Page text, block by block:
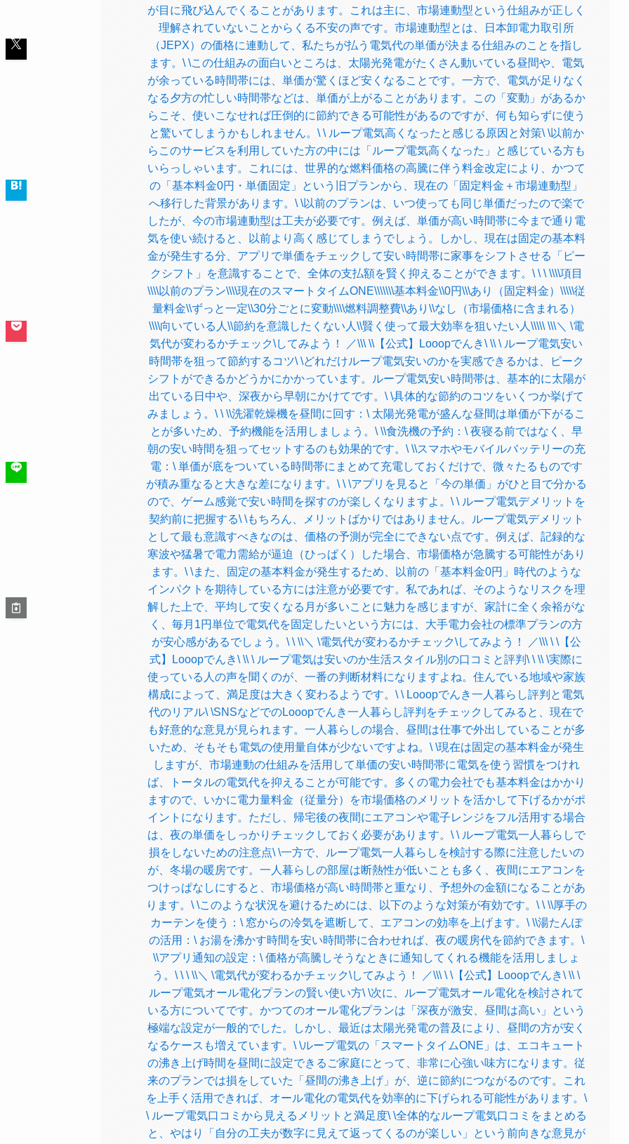
が目に飛び込んでくることがあります。これは主に、市場連動型という仕組みが正しく
理解されていないことからくる不安の声です。市場連動型とは、日本卸電力取引所
（JEPX）の価格に連動して、私たちが払う電気代の単価が決まる仕組みのことを指し
ます。\ \この仕組みの面白いところは、太陽光発電がたくさん動いている昼間や、電気
が余っている時間帯には、単価が驚くほど安くなることです。一方で、電気が足りなく
なる夕方の忙しい時間帯などは、単価が上がることがあります。この「変動」があるか
らこそ、使いこなせれば圧倒的に節約できる可能性があるのですが、何も知らずに使う
と驚いてしまうかもしれません。\ \ ループ電気高くなったと感じる原因と対策\ \以前か
らこのサービスを利用していた方の中には「ループ電気高くなった」と感じている方も
いらっしゃいます。これには、世界的な燃料価格の高騰に伴う料金改定により、かつて
の「基本料金0円・単価固定」という旧プランから、現在の「固定料金＋市場連動型」
へ移行した背景があります。\ \以前のプランは、いつ使っても同じ単価だったので楽で
したが、今の市場連動型は工夫が必要です。例えば、単価が高い時間帯に今まで通り電
気を使い続けると、以前より高く感じてしまうでしょう。しかし、現在は固定の基本料
金が発生する分、アプリで単価をチェックして安い時間帯に家事をシフトさせる「ピー
クシフト」を意識することで、全体の支払額を賢く抑えることができます。\ \ \ \\\\項目
\\\\以前のプラン\\\\現在のスマートタイムONE\\\\\\\基本料金\\0円\\\あり（固定料金）\\\\\従
量料金\\ずっと一定\\30分ごとに変動\\\\燃料調整費\\あり\\なし（市場価格に含まれる）
\\\\向いている人\\節約を意識したくない人\\賢く使って最大効率を狙いたい人\\\\\ \\\＼ \電
気代が変わるかチェック\してみよう！ ／\\\ \\【公式】Looopでんき\ \\ \ ループ電気安い
時間帯を狙って節約するコツ\ \どれだけループ電気安いのかを実感できるかは、ピーク
シフトができるかどうかにかかっています。ループ電気安い時間帯は、基本的に太陽が
出ている日中や、深夜から早朝にかけてです。\ \具体的な節約のコツをいくつか挙げて
みましょう。\ \ \\洗濯乾燥機を昼間に回す：\ 太陽光発電が盛んな昼間は単価が下がるこ
とが多いため、予約機能を活用しましょう。\ \\食洗機の予約：\ 夜寝る前ではなく、早
朝の安い時間を狙ってセットするのも効果的です。\ \\スマホやモバイルバッテリーの充
電：\ 単価が底をついている時間帯にまとめて充電しておくだけで、微々たるものです
が積み重なると大きな差になります。\ \ \アプリを見ると「今の単価」がひと目で分かる
ので、ゲーム感覚で安い時間を探すのが楽しくなりますよ。\ \ ループ電気デメリットを
契約前に把握する\ \もちろん、メリットばかりではありません。ループ電気デメリット
として最も意識すべきなのは、価格の予測が完全にできない点です。例えば、記録的な
寒波や猛暑で電力需給が逼迫（ひっぱく）した場合、市場価格が急騰する可能性があり
ます。\ \また、固定の基本料金が発生するため、以前の「基本料金0円」時代のような
インパクトを期待している方には注意が必要です。私であれば、そのようなリスクを理
解した上で、平均して安くなる月が多いことに魅力を感じますが、家計に全く余裕がな
く、毎月1円単位で電気代を固定したいという方には、大手電力会社の標準プランの方
が安心感があるでしょう。\ \ \\＼ \電気代が変わるかチェック\してみよう！ ／\\\ \ \【公
式】Looopでんき\ \\ \ ループ電気は安いのか生活スタイル別の口コミと評判\ \ \\ \実際に
使っている人の声を聞くのが、一番の判断材料になりますよね。住んでいる地域や家族
構成によって、満足度は大きく変わるようです。\ \ Looopでんき一人暮らし評判と電気
代のリアル\ \SNSなどでのLooopでんき一人暮らし評判をチェックしてみると、現在で
も好意的な意見が見られます。一人暮らしの場合、昼間は仕事で外出していることが多
いため、そもそも電気の使用量自体が少ないですよね。\ \現在は固定の基本料金が発生
しますが、市場連動の仕組みを活用して単価の安い時間帯に電気を使う習慣をつけれ
ば、トータルの電気代を抑えることが可能です。多くの電力会社でも基本料金はかかり
ますので、いかに電力量料金（従量分）を市場価格のメリットを活かして下げるかがポ
イントになります。ただし、帰宅後の夜間にエアコンや電子レンジをフル活用する場合
は、夜の単価をしっかりチェックしておく必要があります。\ \ ループ電気一人暮らしで
損をしないための注意点\ \一方で、ループ電気一人暮らしを検討する際に注意したいの
が、冬場の暖房です。一人暮らしの部屋は断熱性が低いことも多く、夜間にエアコンを
つけっぱなしにすると、市場価格が高い時間帯と重なり、予想外の金額になることがあ
ります。\ \このような状況を避けるためには、以下のような対策が有効です。\ \ \\厚手の
カーテンを使う：\ 窓からの冷気を遮断して、エアコンの効率を上げます。\ \\湯たんぽ
の活用：\ お湯を沸かす時間を安い時間帯に合わせれば、夜の暖房代を節約できます。\
\\アプリ通知の設定：\ 価格が高騰しそうなときに通知してくれる機能を活用しましょ
う。\ \ \ \\＼ \電気代が変わるかチェック\してみよう！ ／\\\ \ \【公式】Looopでんき\ \\ \
ループ電気オール電化プランの賢い使い方\ \次に、ループ電気オール電化を検討されて
いる方についてです。かつてのオール電化プランは「深夜が激安、昼間は高い」という
極端な設定が一般的でした。しかし、最近は太陽光発電の普及により、昼間の方が安く
なるケースも増えています。\ \ループ電気の「スマートタイムONE」は、エコキュート
の沸き上げ時間を昼間に設定できるご家庭にとって、非常に心強い味方になります。従
来のプランでは損をしていた「昼間の沸き上げ」が、逆に節約につながるのです。これ
を上手く活用できれば、オール電化の電気代を効率的に下げられる可能性があります。\
\ ループ電気口コミから見えるメリットと満足度\ \全体的なループ電気口コミをまとめる
と、やはり「自分の工夫が数字に見えて返ってくるのが楽しい」という前向きな意見が